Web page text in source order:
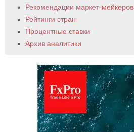
Рекомендации маркет-мейкеров
Рейтинги стран
Процентные ставки
Архив аналитики